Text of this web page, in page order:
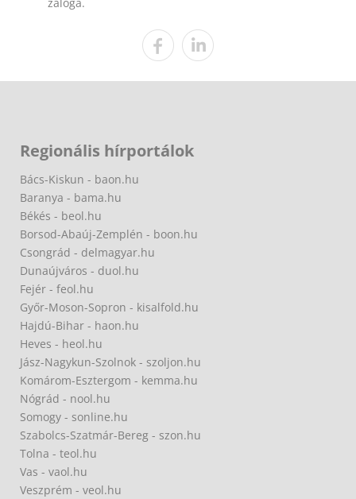
Regionális hírportálok
Bács-Kiskun - baon.hu
Baranya - bama.hu
Békés - beol.hu
Borsod-Abaúj-Zemplén - boon.hu
Csongrád - delmagyar.hu
Dunaújváros - duol.hu
Fejér - feol.hu
Győr-Moson-Sopron - kisalfold.hu
Hajdú-Bihar - haon.hu
Heves - heol.hu
Jász-Nagykun-Szolnok - szoljon.hu
Komárom-Esztergom - kemma.hu
Nógrád - nool.hu
Somogy - sonline.hu
Szabolcs-Szatmár-Bereg - szon.hu
Tolna - teol.hu
Vas - vaol.hu
Veszprém - veol.hu